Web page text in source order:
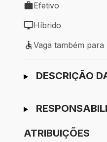
Tipo de vaga: Efetivo
Efetivo
Modelo de trabalho:
Híbrido
Vaga também para
Vaga também para
Ir para candidatura
DESCRIÇÃO
ATRIBUIÇÕES